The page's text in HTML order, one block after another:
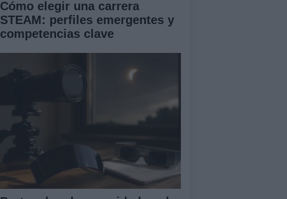
Cómo elegir una carrera
STEAM: perfiles emergentes y
competencias clave